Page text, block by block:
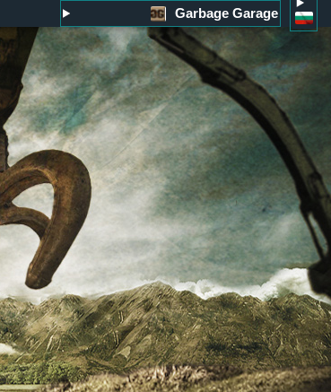
Garbage Garage